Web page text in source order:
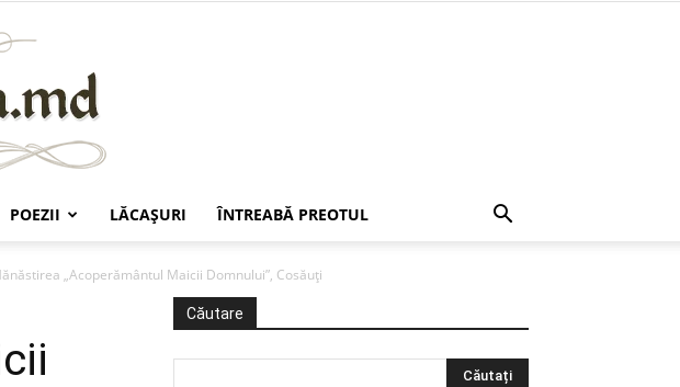
POEZII LĂCAŞURI ÎNTREABĂ PREOTUL
„Acoperământul Maicii Domnului”, Cosăuţi
Căutare